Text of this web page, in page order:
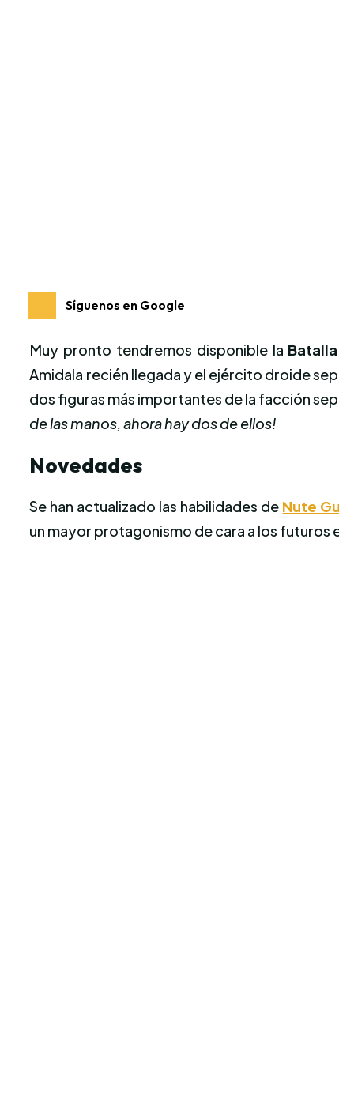
Síguenos en Google
Muy pronto tendremos disponible la
Amidala recién llegada y el ejército droide
dos figuras más importantes de la facción
de las manos, ahora hay dos de ellos!
Novedades
Se han actualizado las habilidades de Nute
un mayor protagonismo de cara a los futuros